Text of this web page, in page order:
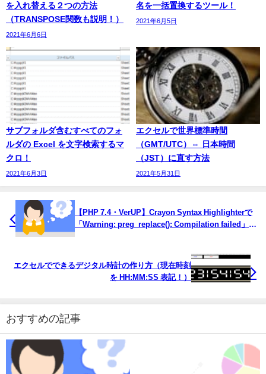
を入れ替える２つの方法
（TRANSPOSE関数も説明！）
2021年6月6日
名を一括置換するツール！
2021年6月5日
サブフォルダ含むすべてのフォ
ルダの Excel を文字検索するマ
クロ！
2021年6月3日
エクセルで世界標準時間
（GMT/UTC）⇔ 日本時間
（JST）に直す方法
2021年5月31日
【PHP 7.4・VerUP】Crayon Syntax Highlighterで
「Warning: preg_replace(): Compilation failed」エ
エクセルでできるデジタル時計の作り方（現在時刻
を HH:MM:SS 表記！）
おすすめの記事